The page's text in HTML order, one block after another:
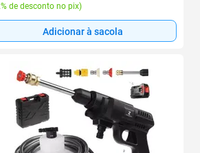
de desconto no pix)
Adicionar à sacola